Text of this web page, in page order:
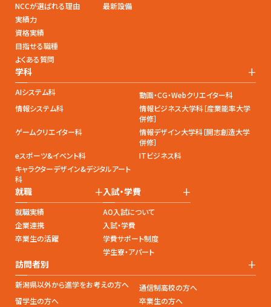
NCCが選ばれる理由
実績力
資格実績
目指せる職種
よくある質問
最新設備
学科 +
AIシステム科
動画・CG・Webクリエイター科
情報システム科
情報ビジネス大学科［産業能率大学
併修］
ゲームクリエイター科
情報デザイン大学科［開志創造大学
併修］
eスポーツ&イベント科
ITビジネス科
キャラクターデザイン&デジタルアート
科
就職 +
就職実績
企業連携
卒業生の活躍
入試・学費 +
AO入試について
入試・学費
学費サポート制度
学生寮・アパート
訪問者別 +
新潟県以外から進学をお考えの方へ
通信制高校の方へ
留学生の方へ
卒業生の方へ